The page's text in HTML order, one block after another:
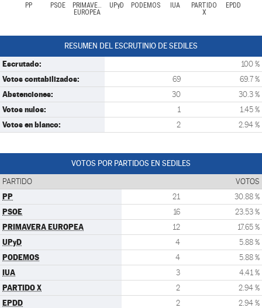
PP PSOE
PRIMAVERA
EUROPEA
UPyD PODEMOS IUA
PARTIDO
X
EPDD
RESUMEN DEL ESCRUTINIO DE SEDILES
Escrutado: 100 %
Votos contabilizados: 69 69.7 %
Abstenciones: 30 30.3 %
Votos nulos: 1 1.45 %
Votos en blanco: 2 2.94 %
VOTOS POR PARTIDOS EN SEDILES
PARTIDO VOTOS
PP 21 30.88 %
PSOE 16 23.53 %
PRIMAVERA EUROPEA 12 17.65 %
UPyD 4 5.88 %
PODEMOS 4 5.88 %
IUA 3 4.41 %
PARTIDO X 2 2.94 %
EPDD 2 2.94 %